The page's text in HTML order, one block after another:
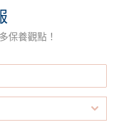
保養觀點！